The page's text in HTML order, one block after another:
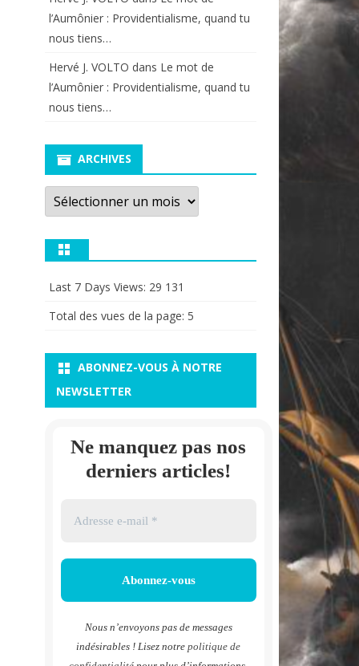
l’Aumônier : Providentialisme, quand tu
nous tiens…
Hervé J. VOLTO dans Le mot de
l’Aumônier : Providentialisme, quand tu
nous tiens…
ARCHIVES
Archives
Last 7 Days Views: 29 131
Total des vues de la page: 5
ABONNEZ-VOUS À NOTRE
NEWSLETTER
Ne manquez pas nos
derniers articles!
Nous n’envoyons pas de messages
indésirables ! Lisez notrepolitique de